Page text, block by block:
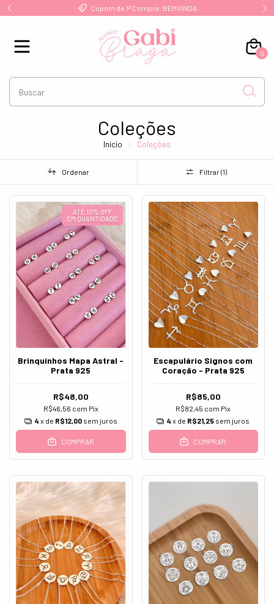
Cupom de 1ª Compra: BEMVINDA
0
Coleções
Início Coleções
Ordenar Filtrar (1)
ATÉ 10% OFF
EM QUANTIDADE
Brinquinhos Mapa Astral -
Prata 925
R$48,00
R$46,56 com Pix
4 x de R$12,00 sem juros
COMPRAR
Escapulário Signos com
Coração - Prata 925
R$85,00
R$82,45 com Pix
4 x de R$21,25 sem juros
COMPRAR